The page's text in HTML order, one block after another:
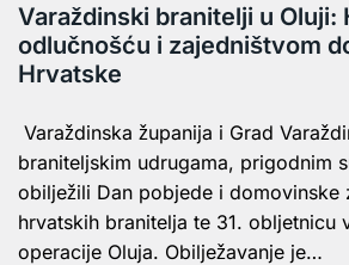
Varaždinski branitelji u Oluji:
odlučnošću i zajedništvom
Hrvatske
Varaždinska županija i Grad
braniteljskim udrugama, prigodnim
obilježili Dan pobjede i domovinske
hrvatskih branitelja te 31. obljetnicu
operacije Oluja. Obilježavanje je…